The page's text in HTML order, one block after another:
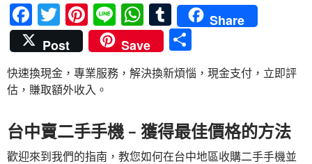
F
ac
e
b
o
o
k
T
w
itt
er
Pi
nt
er
es
t
Li
n
e
W
h
at
s
p
p
T
u
m
bl
Share
Post
Save
享
快速換現金，專業服務，解決換新煩惱，現金支付，立即評
估，賺取額外收入。
台中賣二手手機 – 獲得最佳價格的方法
歡迎來到我們的指南，教您如何在台中地區收購二手手機並